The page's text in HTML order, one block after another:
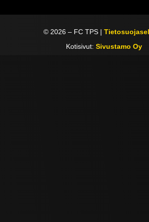
© 2026 – FC TPS |
Kotisivut: Sivustamo Oy